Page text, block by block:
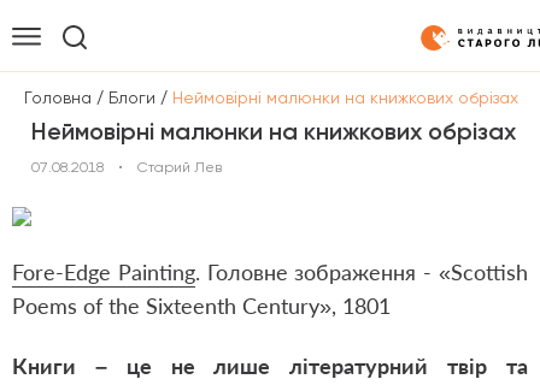
Головна / Блоги / Неймовірні малюнки на книжкових обрізах
Неймовірні малюнки на книжкових обрізах
07.08.2018 • Старий Лев
Fore-Edge Painting. Головне зображення - «Scottish
Poems of the Sixteenth Century», 1801
Книги – це не лише літературний твір та